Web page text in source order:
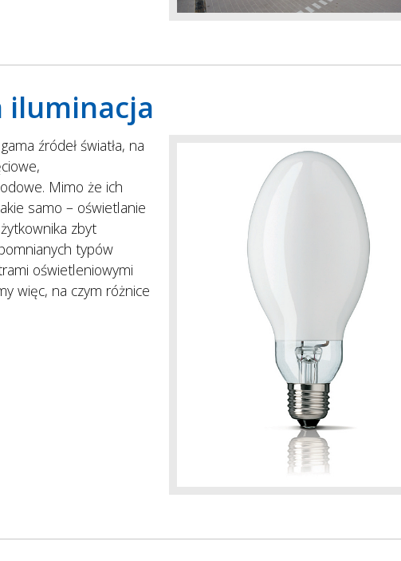
iluminacja
źródeł światła, na
Mimo że ich
samo – oświetlanie
zbyt
typów
oświetleniowymi
więc, na czym różnice